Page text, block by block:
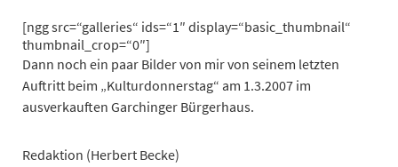
[ngg src=“galleries“ ids=“1″ display=“basic_thumbnail“
thumbnail_crop=“0″]
Dann noch ein paar Bilder von mir von seinem letzten
Auftritt beim „Kulturdonnerstag“ am 1.3.2007 im
ausverkauften Garchinger Bürgerhaus.
Redaktion (Herbert Becke)